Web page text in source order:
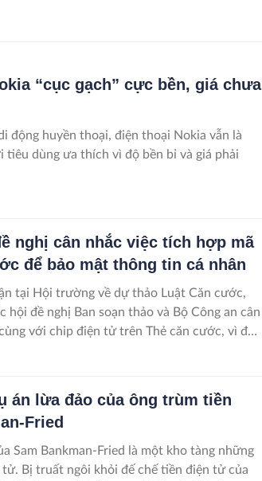
“cục gạch” cực bền, giá chưa
động huyền thoại, điện thoại Nokia vẫn là
tiêu dùng ưa thích vì độ bền bỉ và giá phải
nghị cân nhắc việc tích hợp mã
để bảo mật thông tin cá nhân
tại Hội trường về dự thảo Luật Căn cước,
hội đề nghị Ban soạn thảo và Bộ Công an cân
với chip điện tử trên Thẻ căn cước, vì đây
nhân. Bởi mã QR dễ khai thác thông tin, dễ
án lừa đảo của ông trùm tiền
Fried
Sam Bankman-Fried là một kho tàng những
Bị truất ngôi khỏi đế chế tiền điện tử của